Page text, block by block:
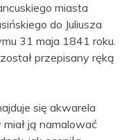
miasta
do Juliusza
31 maja 1841 roku.
przepisany ręką
się akwarela
ją namalować